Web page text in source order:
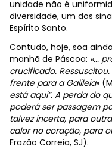
unidade não é
diversidade, um dos
Espírito Santo.
Contudo, hoje, soa
manhã de Páscoa: «...
crucificado.
frente para a Galileia»
está aqui”. A perda do
poderá ser passagem
talvez incerta, para
calor no coração, para
Frazão Correia, SJ).